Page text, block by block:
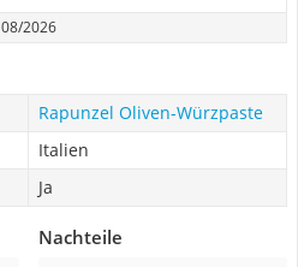
08/2026
Rapunzel Oliven-Würzpaste
Italien
Ja
Nachteile